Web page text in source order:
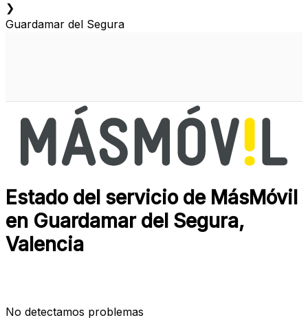
❯
Guardamar del Segura
Estado del servicio de MásMóvil
en Guardamar del Segura,
Valencia
No detectamos problemas